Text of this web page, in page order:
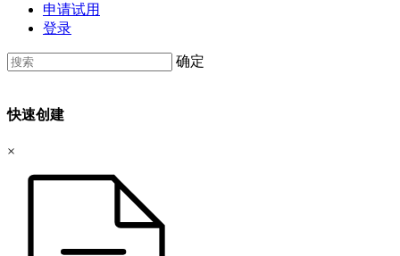
申请试用
登录
确定
快速创建
×